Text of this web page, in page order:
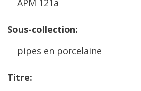
APM 121a
Sous-collection:
pipes en porcelaine
Titre: